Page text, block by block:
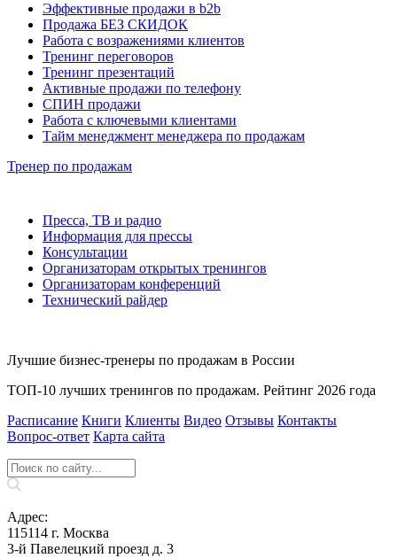
Эффективные продажи в b2b
Продажа БЕЗ СКИДОК
Работа с возражениями клиентов
Тренинг переговоров
Тренинг презентаций
Активные продажи по телефону
СПИН продажи
Работа с ключевыми клиентами
Тайм менеджмент менеджера по продажам
Тренер по продажам
Пресса, ТВ и радио
Информация для прессы
Консультации
Организаторам открытых тренингов
Организаторам конференций
Технический райдер
Лучшие бизнес-тренеры по продажам в России
ТОП-10 лучших тренингов по продажам. Рейтинг 2026 года
Расписание Книги Клиенты Видео Отзывы Контакты
Вопрос‑ответ Карта сайта
Адрес:
115114 г. Москва
3-й Павелецкий проезд д. 3